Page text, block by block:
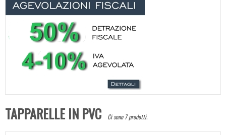
TAPPARELLE IN PVC Ci sono 7 prodotti.